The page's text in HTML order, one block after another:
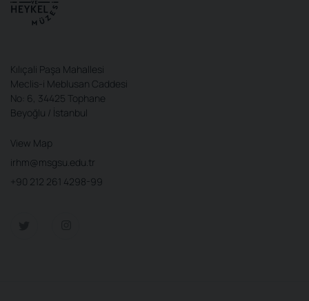
Kılıçali Paşa Mahallesi
Meclis-i Meblusan Caddesi
No: 6, 34425 Tophane
Beyoğlu / İstanbul
View Map
irhm@msgsu.edu.tr
+90 212 261 4298-99